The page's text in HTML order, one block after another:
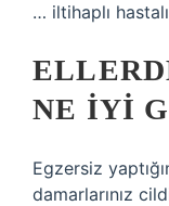
… iltihaplı
NE IYI
Egzersiz
damarlarınız